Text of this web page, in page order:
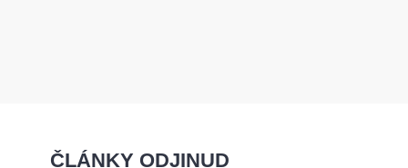
ČLÁNKY ODJINUD